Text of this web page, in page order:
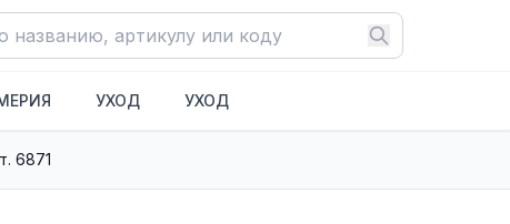
УХОД УХОД
6871